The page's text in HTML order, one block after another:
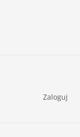
Zaloguj